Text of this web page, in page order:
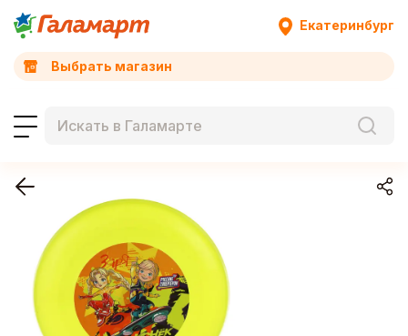
Екатеринбург
Выбрать магазин